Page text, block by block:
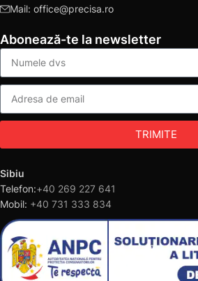
Mail: office@precisa.ro
Abonează-te la newsletter
TRIMITE
Sibiu
Telefon:+40 269 227 641
Mobil: +40 731 333 834